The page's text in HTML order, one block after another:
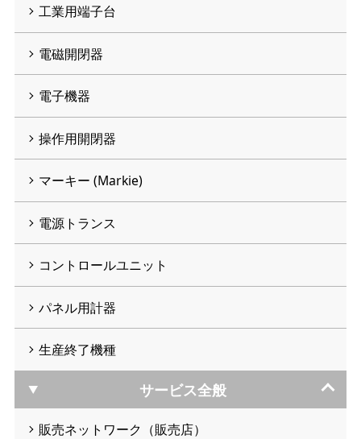
工業用端子台
電磁開閉器
電子機器
操作用開閉器
マーキー (Markie)
電源トランス
コントロールユニット
パネル用計器
生産終了機種
サービス全般
販売ネットワーク（販売店）